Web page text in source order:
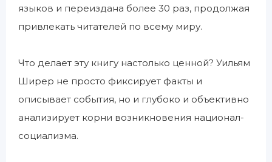
языков и переиздана более 30 раз, продолжая
привлекать читателей по всему миру.
Что делает эту книгу настолько ценной? Уильям
Ширер не просто фиксирует факты и
описывает события, но и глубоко и объективно
анализирует корни возникновения национал-
социализма.